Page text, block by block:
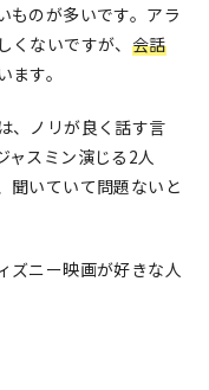
ものが多いです。アラ
ないですが、 会話
す。
、ノリが良く話す言
ャスミン演じる2人
聞いていて問題ないと
ズニー映画が好きな人